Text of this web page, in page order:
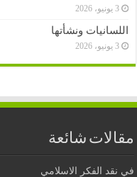
3 يونيو، 2026
اللسانيات ونشأتها
3 يونيو، 2026
مقالات شائعة
في نقد الفكر الاسلامي